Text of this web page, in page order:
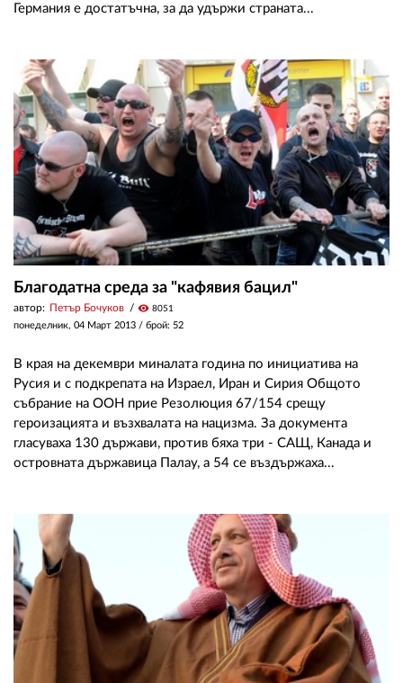
Германия е достатъчна, за да удържи страната...
Благодатна среда за "кафявия бацил"
автор: Петър Бочуков visibility 8051
понеделник, 04 Март 2013 / брой: 52
В края на декември миналата година по инициатива на
Русия и с подкрепата на Израел, Иран и Сирия Общото
събрание на ООН прие Резолюция 67/154 срещу
героизацията и възхвалата на нацизма. За документа
гласуваха 130 държави, против бяха три - САЩ, Канада и
островната държавица Палау, а 54 се въздържаха...